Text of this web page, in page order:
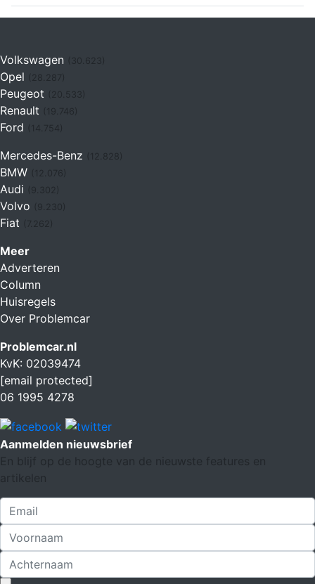
Volkswagen (30.623)
Opel (28.287)
Peugeot (20.533)
Renault (19.746)
Ford (14.754)
Mercedes-Benz (12.828)
BMW (12.076)
Audi (9.302)
Volvo (9.230)
Fiat (7.262)
Meer
Adverteren
Column
Huisregels
Over Problemcar
Problemcar.nl
KvK: 02039474
[email protected]
06 1995 4278
Aanmelden nieuwsbrief
En blijf op de hoogte van de nieuwste features en
artikelen